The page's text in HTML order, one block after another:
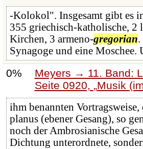
-Kolokol". Insgesamt gibt es
355 griechisch-katholische, 2
Kirchen, 3 armeno-gregorian.
Synagoge und eine Moschee.
0%
Meyers → 11. Band:
Seite 0920,
Musik
ihm benannten Vortragsweise,
planus (ebener Gesang), so
noch der Ambrosianische
Dichtung unterordnete,